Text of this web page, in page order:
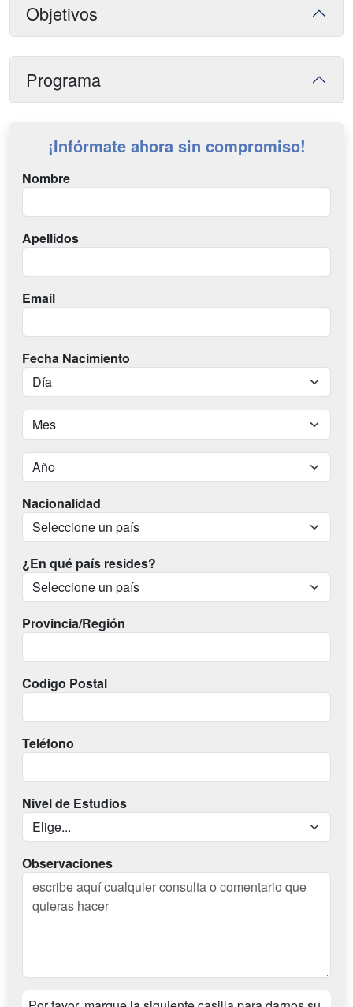
Objetivos
Programa
¡Infórmate ahora sin compromiso!
Nombre
Apellidos
Email
Fecha Nacimiento
Nacionalidad
¿En qué país resides?
Provincia/Región
Codigo Postal
Teléfono
Nivel de Estudios
Observaciones